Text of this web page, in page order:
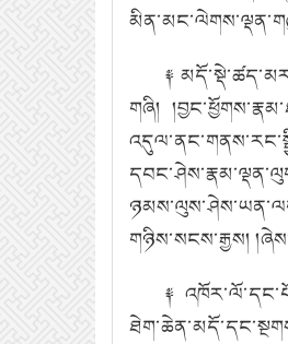
༈
གཞི།
གཉིས་སངས་རྒྱས།
༈